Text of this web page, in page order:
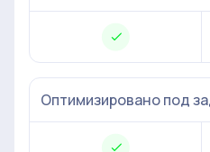
Оптимизировано под